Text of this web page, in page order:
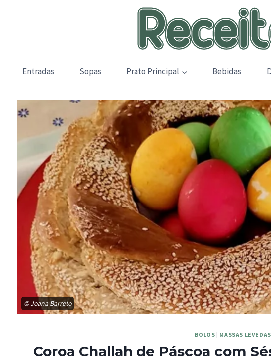
Entradas Sopas Prato Principal Bebidas
© Joana Barreto
BOLOS | MASSAS LEVEDAS
Coroa Challah de Páscoa com